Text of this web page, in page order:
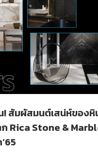
! สัมผัสมนต์เสน่ห์ของหิ
Rica Stone &